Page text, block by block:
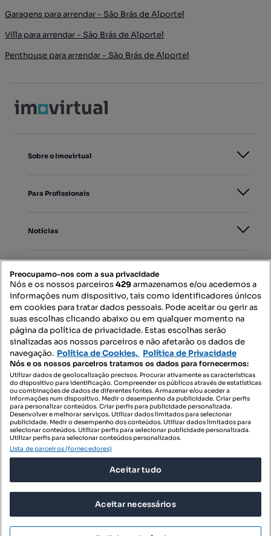
Garagens para arrendar - São Brás de Alportel
Villa para arrendar - São Brás de Alportel
Penthouse para arrendar - São Brás de Alportel
Sobre o Imovirtual
Para Profissionais
Notícias
Mapa do Site
Contacte-nos
SIGA-NOS:
DESCARREGAR NA:
© 2026 Imovirtual.com, OLX Portugal, S.A.
TERMOS DE UTILIZAÇÃO
Preocupamo-nos com a sua privacidade
Nós e os nossos parceiros429armazenamos e/ou acedemos a
informações num dispositivo, tais como identificadores únicos
em cookies para tratar dados pessoais. Pode aceitar ou gerir as
suas escolhas clicando abaixo ou em qualquer momento na
página da política de privacidade. Estas escolhas serão
sinalizadas aos nossos parceiros e não afetarão os dados de
navegação. Política de Cookies, Política de Privacidade
Nós e os nossos parceiros tratamos os dados para fornecermos:
Utilizar dados de geolocalização precisos. Procurar ativamente as características
do dispositivo para identificação. Compreender os públicos através de estatísticas
ou combinações de dados de diferentes fontes. Armazenar e/ou aceder a
informações num dispositivo. Medir o desempenho da publicidade. Criar perfis
para personalizar conteúdos. Criar perfis para publicidade personalizada.
Desenvolver e melhorar serviços. Utilizar dados limitados para selecionar
publicidade. Medir o desempenho dos conteúdos. Utilizar dados limitados para
selecionar conteúdos. Utilizar perfis para selecionar publicidade personalizada.
Utilizar perfis para selecionar conteúdos personalizados.
Lista de parceiros (fornecedores)
Aceitar tudo
Aceitar necessários